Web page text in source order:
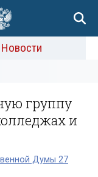
Новости
группу
и
Думы 27